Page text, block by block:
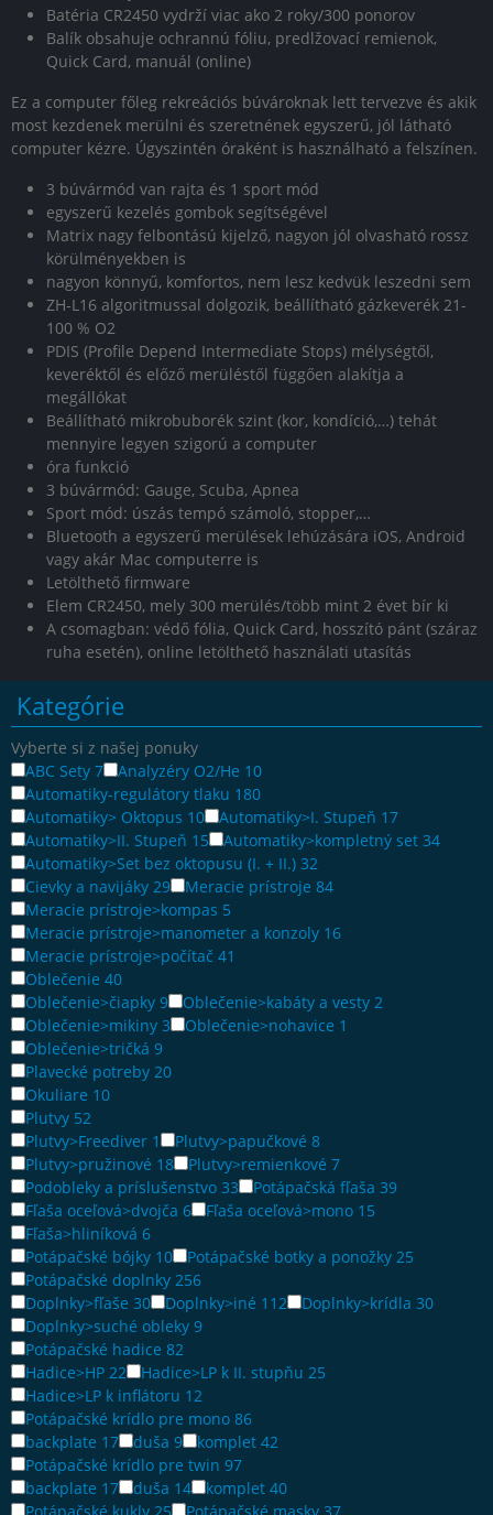
Batéria CR2450 vydrží viac ako 2 roky/300 ponorov
Balík obsahuje ochrannú fóliu, predlžovací remienok,
Quick Card, manuál (online)
Ez a computer főleg rekreációs búvároknak lett tervezve és akik
most kezdenek merülni és szeretnének egyszerű, jól látható
computer kézre. Úgyszintén óraként is használható a felszínen.
3 búvármód van rajta és 1 sport mód
egyszerű kezelés gombok segítségével
Matrix nagy felbontású kijelző, nagyon jól olvasható rossz
körülményekben is
nagyon könnyű, komfortos, nem lesz kedvük leszedni sem
ZH-L16 algoritmussal dolgozik, beállítható gázkeverék 21-
100 % O2
PDIS (Profile Depend Intermediate Stops) mélységtől,
keveréktől és előző merüléstől függően alakítja a
megállókat
Beállítható mikrobuborék szint (kor, kondíció,…) tehát
mennyire legyen szigorú a computer
óra funkció
3 búvármód: Gauge, Scuba, Apnea
Sport mód: úszás tempó számoló, stopper,…
Bluetooth a egyszerű merülések lehúzására iOS, Android
vagy akár Mac computerre is
Letölthető firmware
Elem CR2450, mely 300 merülés/több mint 2 évet bír ki
A csomagban: védő fólia, Quick Card, hosszító pánt (száraz
ruha esetén), online letölthető használati utasítás
Kategórie
Vyberte si z našej ponuky
ABC Sety 7 Analyzéry O2/He 10
Automatiky-regulátory tlaku 180
Automatiky> Oktopus 10 Automatiky>I. Stupeň 17
Automatiky>II. Stupeň 15 Automatiky>kompletný set 34
Automatiky>Set bez oktopusu (I. + II.) 32
Cievky a navijáky 29 Meracie prístroje 84
Meracie prístroje>kompas 5
Meracie prístroje>manometer a konzoly 16
Meracie prístroje>počítač 41
Oblečenie 40
Oblečenie>čiapky 9 Oblečenie>kabáty a vesty 2
Oblečenie>mikiny 3 Oblečenie>nohavice 1
Oblečenie>tričká 9
Plavecké potreby 20
Okuliare 10
Plutvy 52
Plutvy>Freediver 1 Plutvy>papučkové 8
Plutvy>pružinové 18 Plutvy>remienkové 7
Podobleky a príslušenstvo 33 Potápačská fľaša 39
Fľaša oceľová>dvojča 6 Fľaša oceľová>mono 15
Fľaša>hliníková 6
Potápačské bójky 10 Potápačské botky a ponožky 25
Potápačské doplnky 256
Doplnky>fľaše 30 Doplnky>iné 112 Doplnky>krídla 30
Doplnky>suché obleky 9
Potápačské hadice 82
Hadice>HP 22 Hadice>LP k II. stupňu 25
Hadice>LP k inflátoru 12
Potápačské krídlo pre mono 86
backplate 17 duša 9 komplet 42
Potápačské krídlo pre twin 97
backplate 17 duša 14 komplet 40
Potápačské kukly 25 Potápačské masky 37